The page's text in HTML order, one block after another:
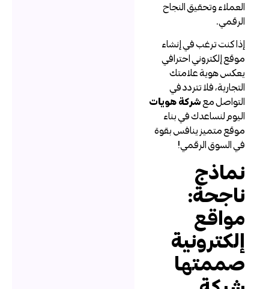
العملاء وتحقيق النجاح
الرقمي.
إذا كنت ترغب في إنشاء
موقع إلكتروني احترافي
يعكس هوية علامتك
التجارية، فلا تتردد في
التواصل معشركة هويات
اليوم لنساعدك في بناء
موقع متميز ينافس بقوة
في السوق الرقمي!
نماذج
ناجحة:
مواقع
إلكترونية
صممتها